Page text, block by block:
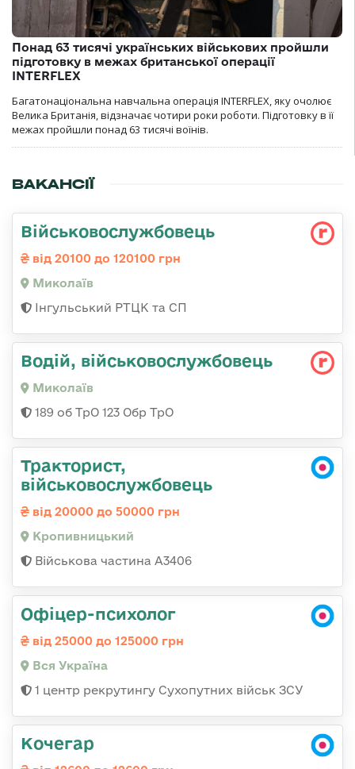
Понад 63 тисячі українських військових пройшли
підготовку в межах британської операції
INTERFLEX
Багатонаціональна навчальна операція INTERFLEX, яку очолює
Велика Британія, відзначає чотири роки роботи. Підготовку в її
межах пройшли понад 63 тисячі воїнів.
ВАКАНСІЇ
Військовослужбовець
від 20100 до 120100 грн
Миколаїв
Інгульський РТЦК та СП
Водій, військовослужбовець
Миколаїв
189 об ТрО 123 Обр ТрО
Тракторист,
військовослужбовець
від 20000 до 50000 грн
Кропивницький
Військова частина А3406
Офіцер-психолог
від 25000 до 125000 грн
Вся Україна
1 центр рекрутингу Сухопутних військ ЗСУ
Кочегар